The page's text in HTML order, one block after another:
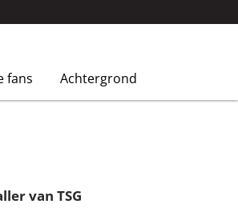
fans Achtergrond
van TSG